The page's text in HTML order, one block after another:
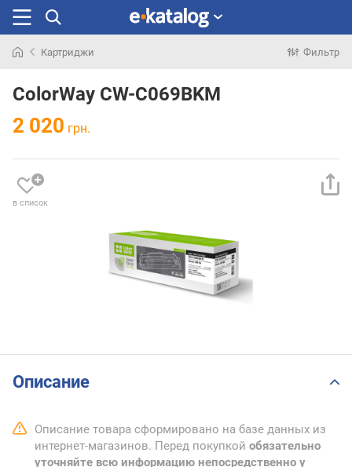
раньше
Картриджи Фильтр
ColorWay CW-C069BKM
2 020 грн.
в список
Описание
Описание товара сформировано на базе данных из
интернет-магазинов. Перед покупкой обязательно
уточняйте всю информацию непосредственно у